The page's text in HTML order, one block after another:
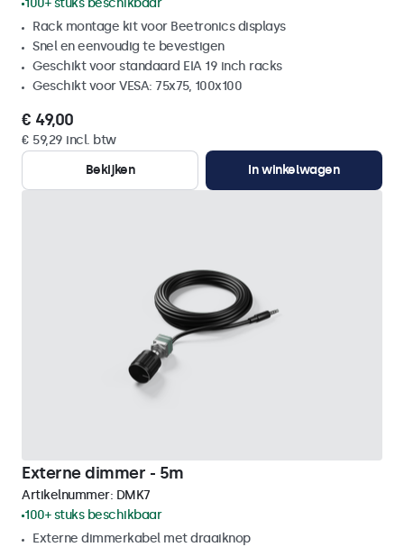
100+ stuks beschikbaar
Rack montage kit voor Beetronics displays
Snel en eenvoudig te bevestigen
Geschikt voor standaard EIA 19 inch racks
Geschikt voor VESA: 75x75, 100x100
€ 49,00
€ 59,29 incl. btw
Bekijken
In winkelwagen
Externe dimmer - 5m
Artikelnummer: DMK7
100+ stuks beschikbaar
Externe dimmerkabel met draaiknop